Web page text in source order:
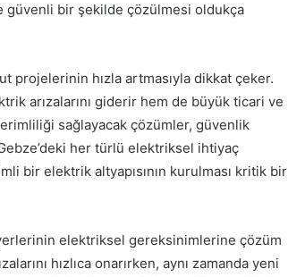
güvenli bir şekilde çözülmesi oldukça
projelerinin hızla artmasıyla dikkat çeker.
arızalarını giderir hem de büyük ticari ve
sağlayacak çözümler, güvenlik
her türlü elektriksel ihtiyaç
bir elektrik altyapısının kurulması kritik bir
elektriksel gereksinimlerine çözüm
hızlıca onarırken, aynı zamanda yeni